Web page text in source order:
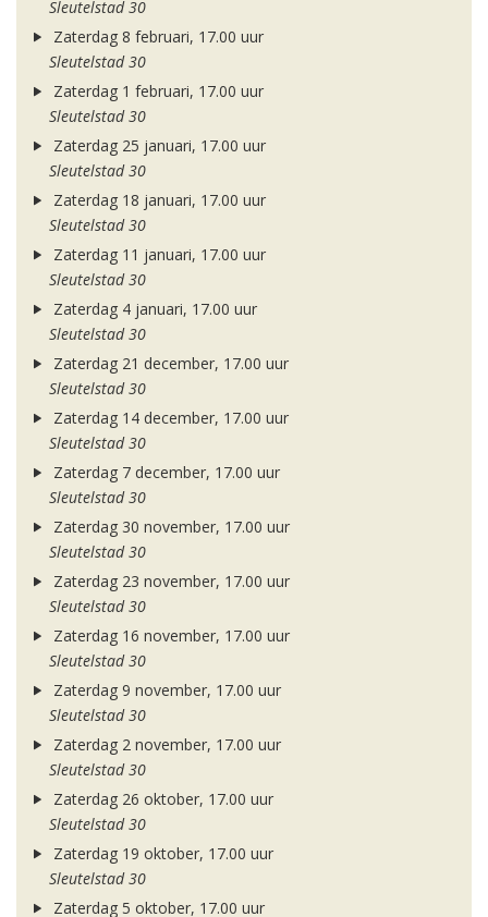
Sleutelstad 30
Zaterdag 8 februari, 17.00 uur
Sleutelstad 30
Zaterdag 1 februari, 17.00 uur
Sleutelstad 30
Zaterdag 25 januari, 17.00 uur
Sleutelstad 30
Zaterdag 18 januari, 17.00 uur
Sleutelstad 30
Zaterdag 11 januari, 17.00 uur
Sleutelstad 30
Zaterdag 4 januari, 17.00 uur
Sleutelstad 30
Zaterdag 21 december, 17.00 uur
Sleutelstad 30
Zaterdag 14 december, 17.00 uur
Sleutelstad 30
Zaterdag 7 december, 17.00 uur
Sleutelstad 30
Zaterdag 30 november, 17.00 uur
Sleutelstad 30
Zaterdag 23 november, 17.00 uur
Sleutelstad 30
Zaterdag 16 november, 17.00 uur
Sleutelstad 30
Zaterdag 9 november, 17.00 uur
Sleutelstad 30
Zaterdag 2 november, 17.00 uur
Sleutelstad 30
Zaterdag 26 oktober, 17.00 uur
Sleutelstad 30
Zaterdag 19 oktober, 17.00 uur
Sleutelstad 30
Zaterdag 5 oktober, 17.00 uur